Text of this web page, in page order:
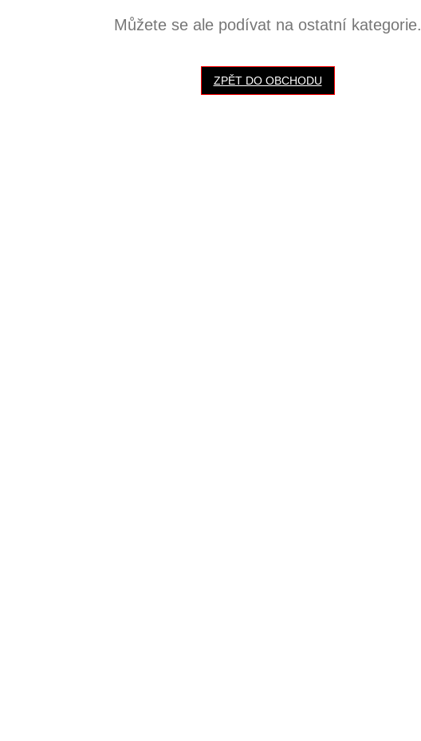
Můžete se ale podívat na ostatní kategorie.
ZPĚT DO OBCHODU